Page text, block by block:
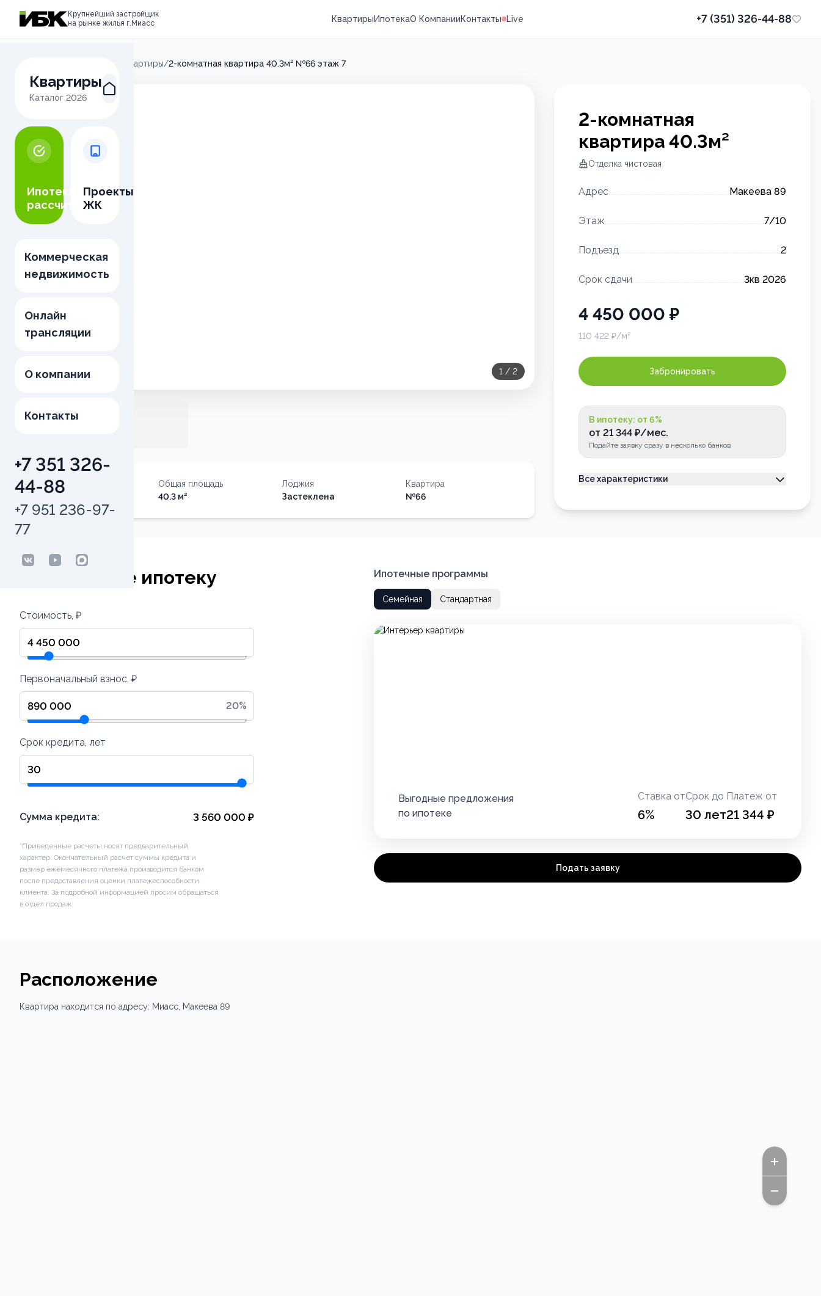
Крупнейший застройщик
на рынке жилья г.Миасс
КвартирыИпотекаО КомпанииКонтакты Live +7 (351) 326-44-88
Квартиры
Каталог 2026
Ипотека
рассчитать
Проекты
ЖК
Коммерческая
недвижимость
Онлайн
трансляции
О компании
Контакты
+7 351 326-
44-88
+7 951 236-97-
77
Квартиры/2-комнатная квартира 40.3м² №66 этаж 7
1 / 2
Тип недвижимости
Квартира
Общая площадь
40.3 м²
Лоджия
Застеклена
Квартира
№66
2-комнатная
квартира 40.3м²
Отделка чистовая
Адрес Макеева 89
Этаж 7/10
Подъезд 2
Срок сдачи 3кв 2026
4 450 000 ₽
110 422₽/м²
Забронировать
В ипотеку: от 6%
от 21 344₽/мес.
Подайте заявку сразу в несколько банков
Все характеристики
Номер квартиры
66
Рассчитайте ипотеку
Стоимость, ₽
Первоначальный взнос, ₽
20%
Срок кредита, лет
Сумма кредита: 3 560 000 ₽
*Приведенные расчеты носят предварительный
характер. Окончательный расчет суммы кредита и
размер ежемесячного платежа производится банком
после предоставления оценки платежеспособности
клиента. За подробной информацией просим обращаться
в отдел продаж.
Ипотечные программы
Семейная Стандартная
Выгодные предложения
по ипотеке
Ставка от
6%
Срок до
30 лет
Платеж от
21 344 ₽
Подать заявку
Расположение
Квартира находится по адресу: Миасс, Макеева 89